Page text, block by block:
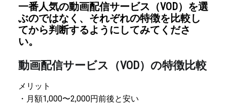
一番人気の動画配信サービス（VOD）を選
ぶのではなく、それぞれの特徴を比較し
てから判断するようにしてみてくださ
い。
動画配信サービス（VOD）の特徴比較
メリット
・月額1,000〜2,000円前後と安い